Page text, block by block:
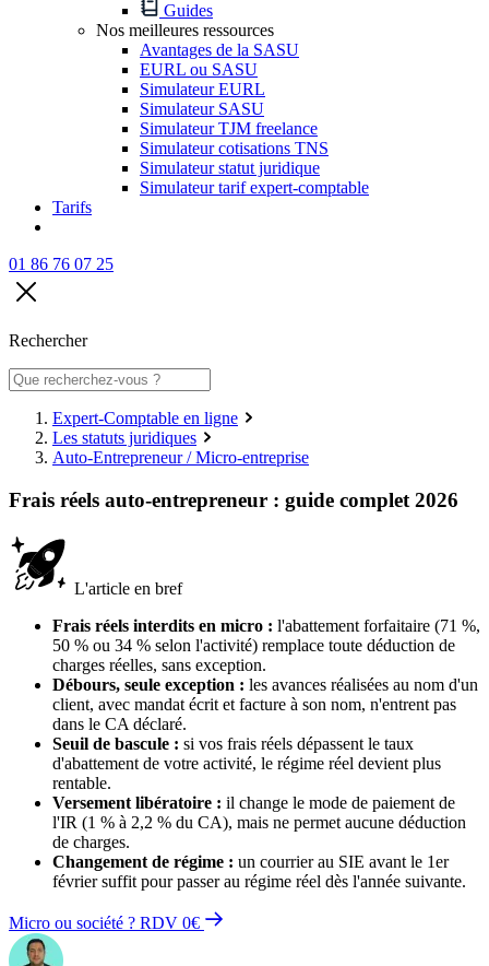
Guides
Nos meilleures ressources
Avantages de la SASU
EURL ou SASU
Simulateur EURL
Simulateur SASU
Simulateur TJM freelance
Simulateur cotisations TNS
Simulateur statut juridique
Simulateur tarif expert-comptable
Tarifs
01 86 76 07 25
Rechercher
Expert-Comptable en ligne
Les statuts juridiques
Auto-Entrepreneur / Micro-entreprise
Frais réels auto-entrepreneur : guide complet 2026
L'article en bref
Frais réels interdits en micro : l'abattement forfaitaire (71 %,
50 % ou 34 % selon l'activité) remplace toute déduction de
charges réelles, sans exception.
Débours, seule exception : les avances réalisées au nom d'un
client, avec mandat écrit et facture à son nom, n'entrent pas
dans le CA déclaré.
Seuil de bascule : si vos frais réels dépassent le taux
d'abattement de votre activité, le régime réel devient plus
rentable.
Versement libératoire : il change le mode de paiement de
l'IR (1 % à 2,2 % du CA), mais ne permet aucune déduction
de charges.
Changement de régime : un courrier au SIE avant le 1er
février suffit pour passer au régime réel dès l'année suivante.
Micro ou société ? RDV 0€